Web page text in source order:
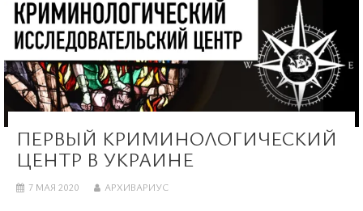
ПЕРВЫЙ КРИМИНОЛОГИЧЕСКИЙ
ЦЕНТР В УКРАИНЕ
7 МАЯ 2020 АРХИВАРИУС